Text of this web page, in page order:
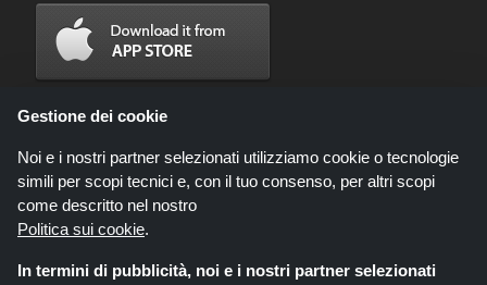
Gestione dei cookie
Noi e i nostri partner selezionati utilizziamo cookie o tecnologie
simili per scopi tecnici e, con il tuo consenso, per altri scopi
come descritto nel nostro
Politica sui cookie.
In termini di pubblicità, noi e i nostri partner selezionati